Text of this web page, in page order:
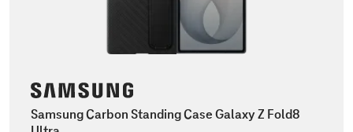
Samsung Carbon Standing Case Galaxy Z Fold8